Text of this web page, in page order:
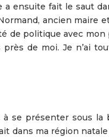
a ensuite fait le saut
ancien maire
de politique avec mon
de moi. Je n’ai
se présenter sous la
dans ma région